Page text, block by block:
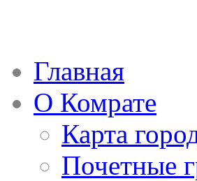
Главная
О Комрате
Карта
Почетные